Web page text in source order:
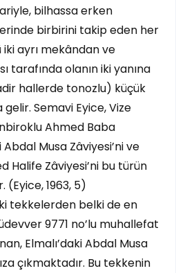
bilhassa erken
birbirini takip eden her
ayrı mekândan ve
tarafında olanın iki yanına
hallerde tonozlu) küçük
Semavi Eyice, Vize
Ahmed Baba
Abdal Musa Zâviyesi’ni ve
Halife Zâviyesi’ni bu türün
(Eyice, 1963, 5)
tekkelerden belki de en
9771 no’lu muhallefat
Elmalı’daki Abdal Musa
çıkmaktadır. Bu tekkenin